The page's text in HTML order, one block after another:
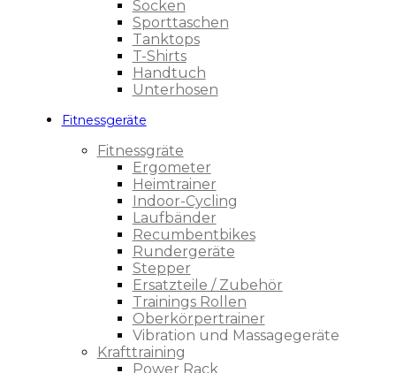
Socken
Sporttaschen
Tanktops
T-Shirts
Handtuch
Unterhosen
Fitnessgeräte
Fitnessgräte
Ergometer
Heimtrainer
Indoor-Cycling
Laufbänder
Recumbentbikes
Rundergeräte
Stepper
Ersatzteile / Zubehör
Trainings Rollen
Oberkörpertrainer
Vibration und Massagegeräte
Krafttraining
Power Rack